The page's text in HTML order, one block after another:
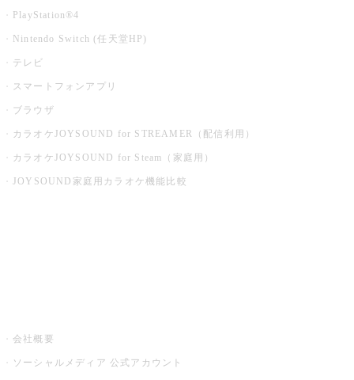
PlayStation®4
Nintendo Switch (任天堂HP)
テレビ
スマートフォンアプリ
ブラウザ
カラオケJOYSOUND for STREAMER（配信利用）
カラオケJOYSOUND for Steam（家庭用）
JOYSOUND家庭用カラオケ機能比較
会社概要
ソーシャルメディア 公式アカウント